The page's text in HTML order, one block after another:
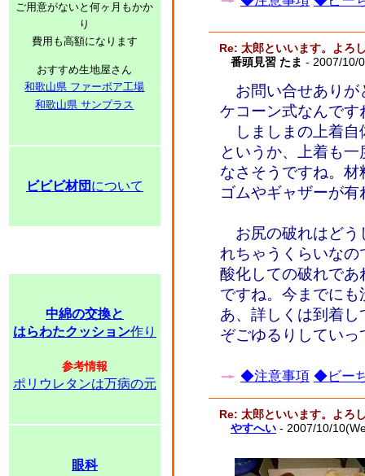
ご用意がないと何ヶ月もかか
り
費用も高額になります
おすすめ生地屋さん
和歌山県 ファーボア工場
和歌山県 サンプラス
ビビビ材団 について
中綿の交換と
はらわたクッション作り
参考情報
ポリウレタンは万病の元
眼科
Re: 太郎といいます。よろ
番頭見習 たま - 2007/10/
お問い合せありが
ケコーン式なんで
しましまの上着
というか、上着も
なさそうですね。
ゴムやギャザーが
お尻の破れはどう
れちゃうくらいな
酸化しての破れで
ですね。今までに
あ、詳しくは到着
ぞごゆるりしてい
◆注意事項 ◆ビー
Re: 太郎といいます。よろ
やすへい - 2007/10/